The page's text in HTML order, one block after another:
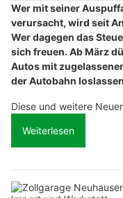
Wer mit seiner
verursacht, wird seit
Wer dagegen das
sich freuen. Ab März
Autos mit
der Autobahn
Diese und weitere
Weiterlesen